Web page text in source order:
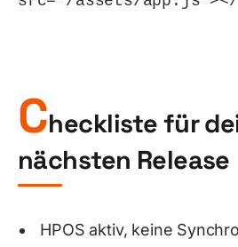
Checkliste für
nächsten Release
HPOS aktiv, keine